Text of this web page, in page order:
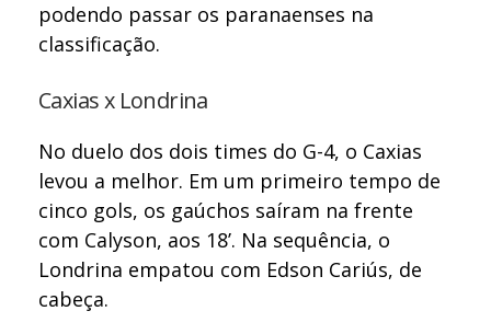
podendo passar os paranaenses na
classificação.
Caxias x Londrina
No duelo dos dois times do G-4, o Caxias
levou a melhor. Em um primeiro tempo de
cinco gols, os gaúchos saíram na frente
com Calyson, aos 18’. Na sequência, o
Londrina empatou com Edson Cariús, de
cabeça.